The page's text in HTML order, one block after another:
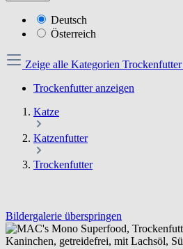
Deutsch
Österreich
Zeige alle Kategorien Trockenfutter
Trockenfutter anzeigen
Katze
Katzenfutter
Trockenfutter
Bildergalerie überspringen